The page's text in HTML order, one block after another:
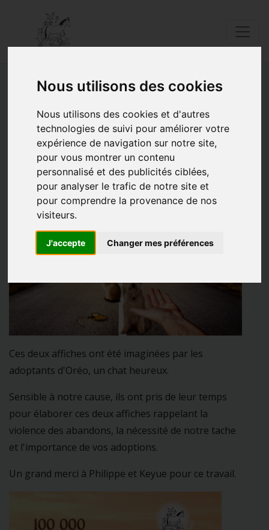
Nous utilisons des cookies
Nous utilisons des cookies et d'autres
technologies de suivi pour améliorer votre
expérience de navigation sur notre site,
pour vous montrer un contenu
personnalisé et des publicités ciblées,
pour analyser le trafic de notre site et
pour comprendre la provenance de nos
visiteurs.
J'accepte Changer mes préférences
Nos adoptants
s'investissent
26/01/2022 | Posté par Catherine | Informations Diverses
Ces deux affiches ont été imaginées par les
adoptants d'Oréo, un chat heureux.
Sensible à notre cause, ils ont pris de leur temps
pour élaborer ces deux affiches rappelant la
violence des abandons, la nécessité de notre tache
et l'importance de vos adoptions.
Un grand merci à Philippe et Keyue pour ce travail.